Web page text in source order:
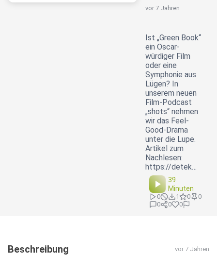
vor 7 Jahren
Ist „Green Book“
ein Oscar-
würdiger Film
oder eine
Symphonie aus
Lügen? In
unserem neuen
Film-Podcast
„shots“ nehmen
wir das Feel-
Good-Drama
unter die Lupe. ️
Artikel zum
Nachlesen:
https://detek…
39
Minuten
0 1 0
0
0
0 0
Beschreibung vor 7 Jahren